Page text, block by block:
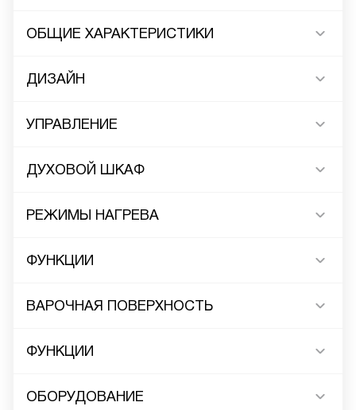
ОБЩИЕ ХАРАКТЕРИСТИКИ
ДИЗАЙН
УПРАВЛЕНИЕ
ДУХОВОЙ ШКАФ
РЕЖИМЫ НАГРЕВА
ФУНКЦИИ
ВАРОЧНАЯ ПОВЕРХНОСТЬ
ФУНКЦИИ
ОБОРУДОВАНИЕ